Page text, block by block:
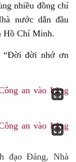
nhiều đồng chí
nước dẫn đầu
Hồ Chí Minh.
“Đời đời nhớ ơn
đạo Đảng, Nhà